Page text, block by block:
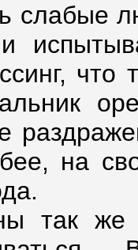
слабые
что
на
так